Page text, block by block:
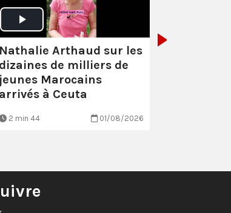
Nathalie Arthaud sur les
dizaines de milliers de
jeunes Marocains
arrivés à Ceuta
2 min 44 01/08/2026